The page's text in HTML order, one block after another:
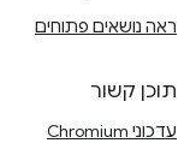
ראה נושאים פתוחים
תוכן קשור
עדכוני Chromium